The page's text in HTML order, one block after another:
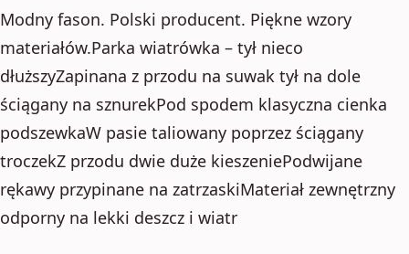
Modny fason. Polski producent. Piękne wzory
materiałów.Parka wiatrówka – tył nieco
dłuższyZapinana z przodu na suwak tył na dole
ściągany na sznurekPod spodem klasyczna cienka
podszewkaW pasie taliowany poprzez ściągany
troczekZ przodu dwie duże kieszeniePodwijane
rękawy przypinane na zatrzaskiMateriał zewnętrzny
odporny na lekki deszcz i wiatr